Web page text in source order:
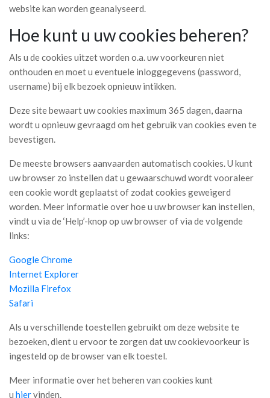
website kan worden geanalyseerd.
Hoe kunt u uw cookies beheren?
Als u de cookies uitzet worden o.a. uw voorkeuren niet
onthouden en moet u eventuele inloggegevens (password,
username) bij elk bezoek opnieuw intikken.
Deze site bewaart uw cookies maximum 365 dagen, daarna
wordt u opnieuw gevraagd om het gebruik van cookies even te
bevestigen.
De meeste browsers aanvaarden automatisch cookies. U kunt
uw browser zo instellen dat u gewaarschuwd wordt vooraleer
een cookie wordt geplaatst of zodat cookies geweigerd
worden. Meer informatie over hoe u uw browser kan instellen,
vindt u via de ‘Help’-knop op uw browser of via de volgende
links:
Google Chrome
Internet Explorer
Mozilla Firefox
Safari
Als u verschillende toestellen gebruikt om deze website te
bezoeken, dient u ervoor te zorgen dat uw cookievoorkeur is
ingesteld op de browser van elk toestel.
Meer informatie over het beheren van cookies kunt
u hiervinden.